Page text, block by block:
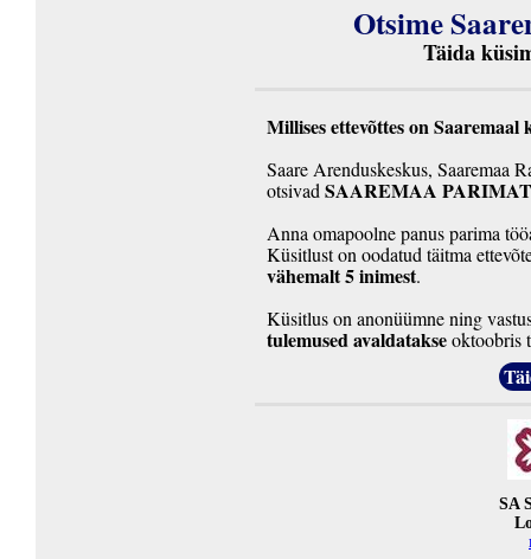
Otsime
Täida
Millises ettevõttes on Saaremaal
Saare Arenduskeskus, Saaremaa
otsivad SAAREMAA
Anna omapoolne panus parima
Küsitlust on oodatud täitma
vähemalt 5 inimest.
Küsitlus on anonüümne ning
tulemused avaldatakseoktoobris
SA